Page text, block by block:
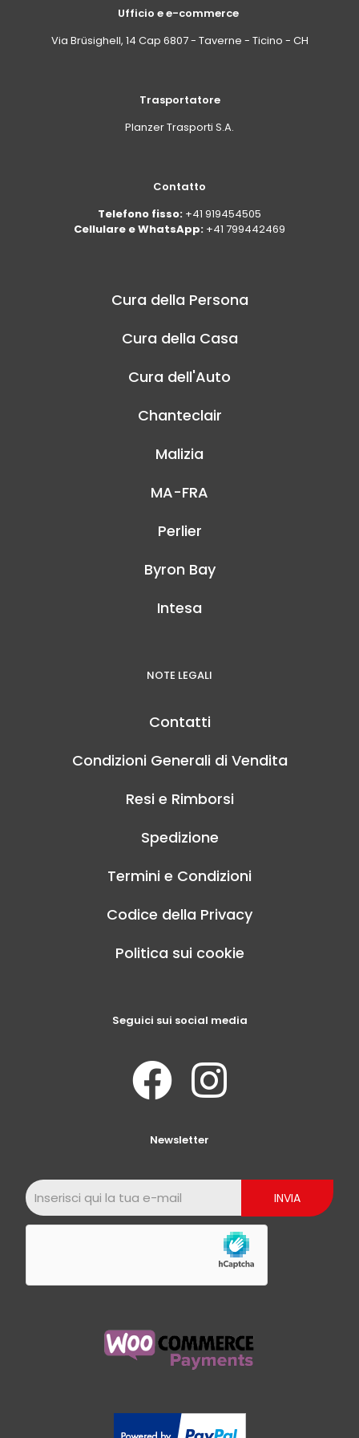
Ufficio e e-commerce
Via Brüsighell, 14 Cap 6807 - Taverne - Ticino - CH
Trasportatore
Planzer Trasporti S.A.
Contatto
Telefono fisso: +41 919454505
Cellulare e WhatsApp: +41 799442469
Cura della Persona
Cura della Casa
Cura dell'Auto
Chanteclair
Malizia
MA-FRA
Perlier
Byron Bay
Intesa
NOTE LEGALI
Contatti
Condizioni Generali di Vendita
Resi e Rimborsi
Spedizione
Termini e Condizioni
Codice della Privacy
Politica sui cookie
Seguici sui social media
Newsletter